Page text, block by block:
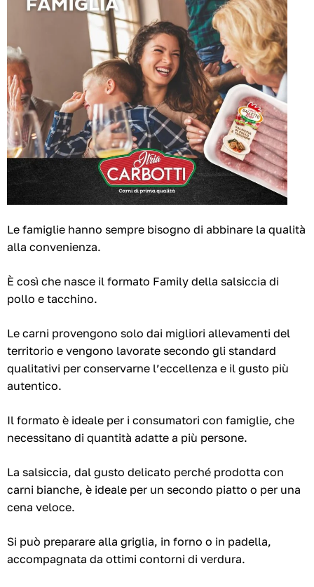
Le famiglie hanno sempre bisogno di abbinare la qualità
alla convenienza.
È così che nasce il formato Family della salsiccia di
pollo e tacchino.
Le carni provengono solo dai migliori allevamenti del
territorio e vengono lavorate secondo gli standard
qualitativi per conservarne l’eccellenza e il gusto più
autentico.
Il formato è ideale per i consumatori con famiglie, che
necessitano di quantità adatte a più persone.
La salsiccia, dal gusto delicato perché prodotta con
carni bianche, è ideale per un secondo piatto o per una
cena veloce.
Si può preparare alla griglia, in forno o in padella,
accompagnata da ottimi contorni di verdura.